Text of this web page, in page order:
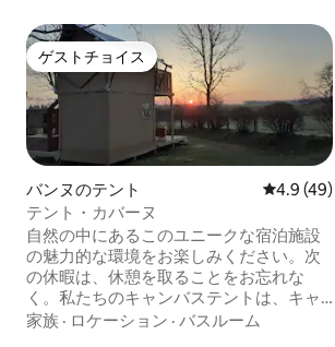
ゲストチョイス
ゲストチョイス
バンヌのテント レビュー
4.9 (49)
テント・カバーヌ
自然の中にあるこのユニークな宿泊施設
の魅力的な環境をお楽しみください。次
の休暇は、休憩を取ることをお忘れな
く。私たちのキャンバステントは、キャ
ンプの精神を取り戻すのに最適です。快
家族 · ロケーション · バスルーム